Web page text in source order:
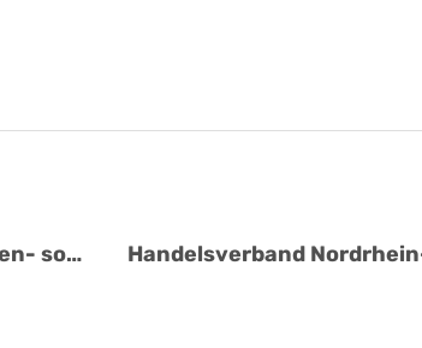
Tarifverträge für die Volks- Raiffeisen- sowie die genossenschaftlichen Zentralbanken in der Fassung des Abschlusses vom 29.10.2014